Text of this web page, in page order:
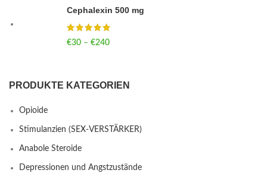
Cephalexin 500 mg
€30 – €240
PRODUKTE KATEGORIEN
Opioide
Stimulanzien (SEX-VERSTÄRKER)
Anabole Steroide
Depressionen und Angstzustände